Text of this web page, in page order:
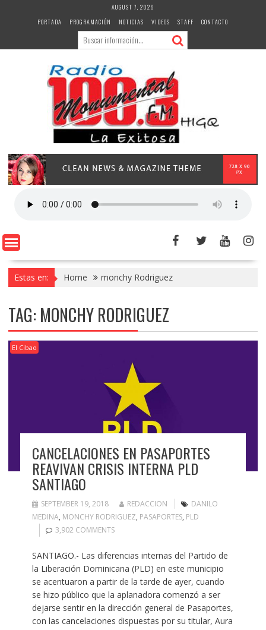
AUGUST 7, 2026
PORTADA
PROGRAMACIÓN NOTICIAS VIDEOS STAFF CONTACTO
Estas en: Home monchy Rodriguez
TAG: MONCHY RODRIGUEZ
El Cibao
CANCELACIONES EN PASAPORTES
REAVIVAN CRISIS INTERNA PLD
SANTIAGO
SEPTEMBER 19, 2018 REDACCION
DANILO
MEDINA, MONCHY RODRIGUEZ, PASAPORTES, PLD
3,902 COMMENTS
SANTIAGO.- Las diferencias internas del Partido de
la Liberación Dominicana (PLD) en este municipio
se acentuaron a partir de la tarde de ayer, cuando
se hizo público que la aplanadora comenzó a ser
dejarse sentir en la dirección general de Pasaportes,
con las cancelaciones dispuestas por su titular, Aura